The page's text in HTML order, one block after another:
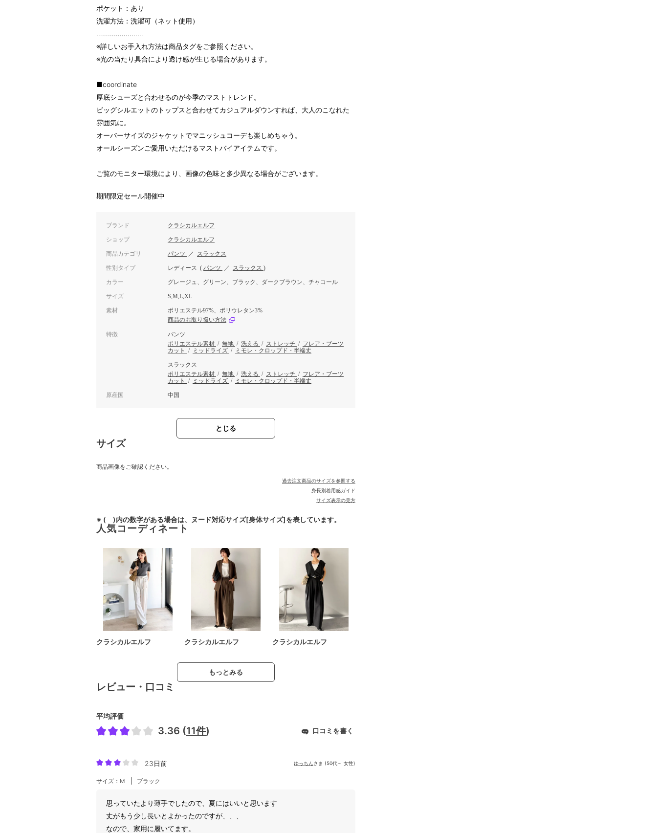
ポケット：あり
洗濯方法：洗濯可（ネット使用）
……………………
※詳しいお手入れ方法は商品タグをご参照ください。
※光の当たり具合により透け感が生じる場合があります。
■coordinate
厚底シューズと合わせるのが今季のマストトレンド。
ビッグシルエットのトップスと合わせてカジュアルダウンすれば、大人のこなれた
雰囲気に。
オーバーサイズのジャケットでマニッシュコーデも楽しめちゃう。
オールシーズンご愛用いただけるマストバイアイテムです。
ご覧のモニター環境により、画像の色味と多少異なる場合がございます。
期間限定セール開催中
ブランド クラシカルエルフ
ショップ クラシカルエルフ
商品カテゴリ パンツ ／ スラックス
性別タイプ レディース ( パンツ ／ スラックス )
カラー グレージュ、グリーン、ブラック、ダークブラウン、チャコール
サイズ S,M,L,XL
素材
ポリエステル97%、ポリウレタン3%
商品のお取り扱い方法
特徴
パンツ
ポリエステル素材 / 無地 / 洗える / ストレッチ / フレア・ブーツ
カット
/ ミッドライズ / ミモレ・クロップド・半端丈
スラックス
ポリエステル素材 / 無地 / 洗える / ストレッチ / フレア・ブーツ
カット
/ ミッドライズ / ミモレ・クロップド・半端丈
原産国 中国
とじる
サイズ
商品画像をご確認ください。
過去注文商品のサイズを参照する
身長別着用感ガイド
サイズ表示の見方
※ ( )内の数字がある場合は、ヌード対応サイズ[身体サイズ]を表しています。
人気コーディネート
クラシカルエルフ クラシカルエルフ クラシカルエルフ
もっとみる
レビュー・口コミ
平均評価
3.36 (11件) 口コミを書く
23日前 ゆっちん さま (50代～ 女性)
サイズ：M ブラック
思っていたより薄手でしたので、夏にはいいと思います
丈がもう少し長いとよかったのですが、、、
なので、家用に履いてます。